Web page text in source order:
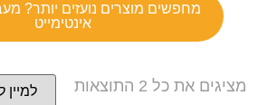
מחפשים מוצרים נועזים יותר?
אינטימייט
מציגים את כל ⁦2⁩ התוצאות